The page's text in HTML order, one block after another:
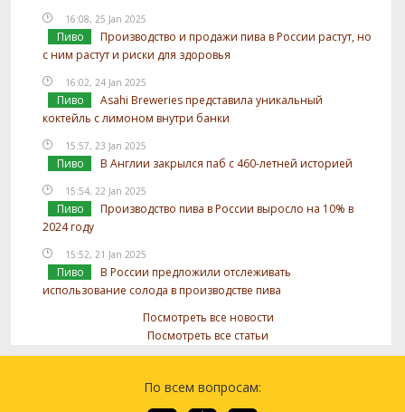
16:08, 25 Jan 2025
Пиво
Производство и продажи пива в России растут, но
с ним растут и риски для здоровья
16:02, 24 Jan 2025
Пиво
Asahi Breweries представила уникальный
коктейль с лимоном внутри банки
15:57, 23 Jan 2025
Пиво В Англии закрылся паб с 460-летней историей
15:54, 22 Jan 2025
Пиво
Производство пива в России выросло на 10% в
2024 году
15:52, 21 Jan 2025
Пиво
В России предложили отслеживать
использование солода в производстве пива
Посмотреть все новости
Посмотреть все статьи
По всем вопросам: